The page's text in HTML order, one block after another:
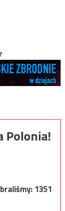
Polonia!
1351